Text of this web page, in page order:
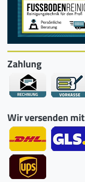
Zahlung
Wir versenden mit